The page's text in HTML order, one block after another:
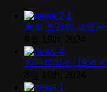
특화 조경의 새로
가든제작소, 19년